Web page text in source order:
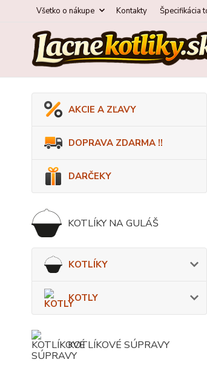
Všetko o nákupe Kontakty Špecifikácia
AKCIE A ZĽAVY
DOPRAVA ZDARMA !!
DARČEKY
KOTLÍKY NA GULÁŠ
KOTLÍKY
KOTLY
KOTLÍKOVÉ SÚPRAVY